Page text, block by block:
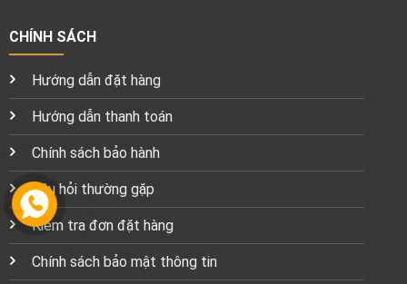
CHÍNH SÁCH
Hướng dẫn đặt hàng
Hướng dẫn thanh toán
Chính sách bảo hành
Câu hỏi thường gặp
Kiểm tra đơn đặt hàng
Chính sách bảo mật thông tin